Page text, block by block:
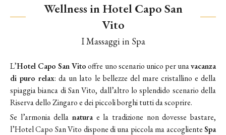
Wellness in Hotel Capo San
Vito
I Massaggi in Spa
L’Hotel Capo San Vitooffre uno scenario unico per unavacanza
di puro relax: da un lato le bellezze del mare cristallino e della
spiaggia bianca di San Vito, dall’altro lo splendido scenario della
Riserva dello Zingaro e dei piccoli borghi tutti da scoprire.
Se l’armonia della natura e la tradizione non dovesse bastare,
l’Hotel Capo San Vito dispone di una piccola ma accoglienteSpa